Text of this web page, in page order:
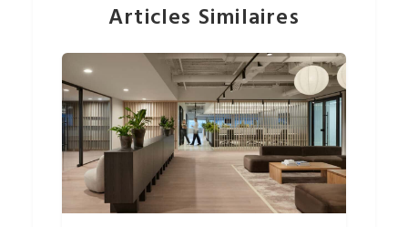
Articles Similaires